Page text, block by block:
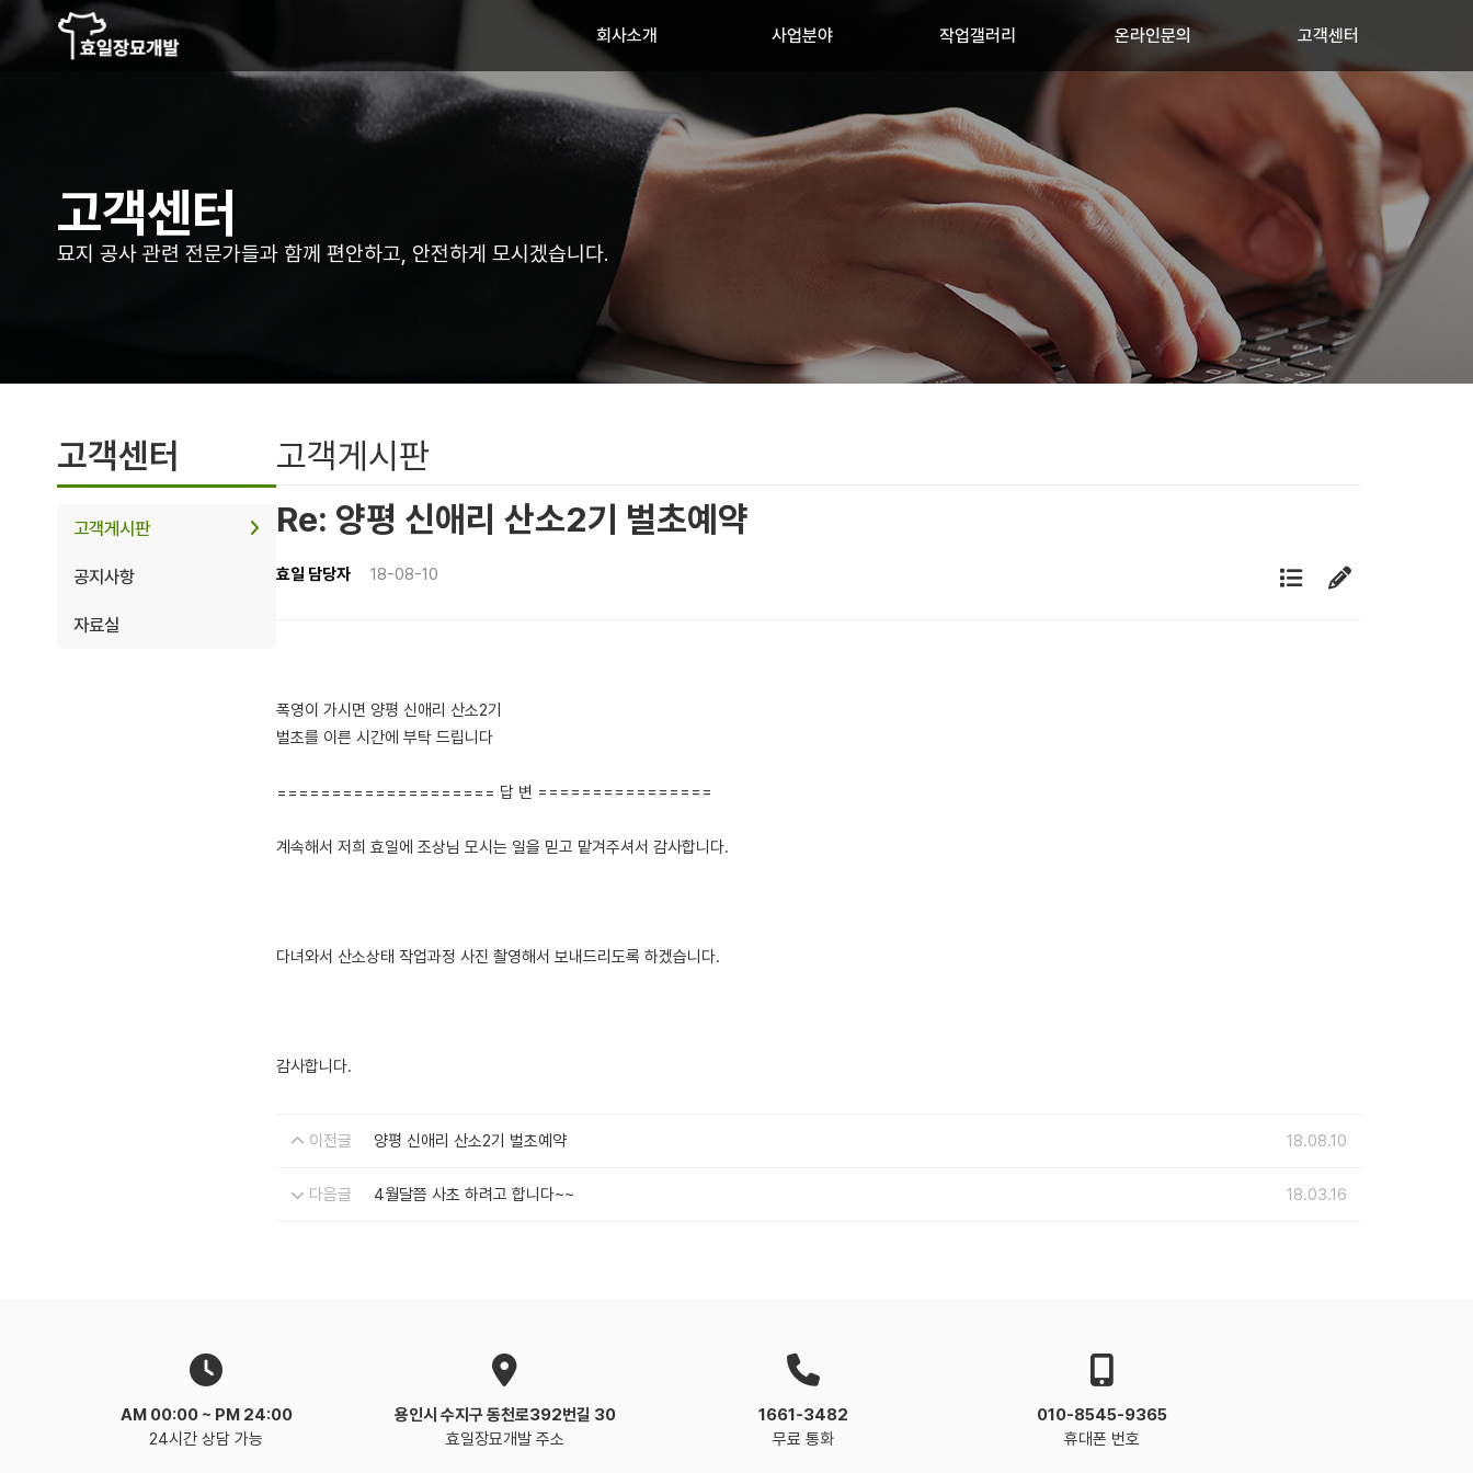
회사소개 사업분야 작업갤러리 온라인문의 고객센터
고객센터
묘지 공사 관련 전문가들과 함께 편안하고, 안전하게 모시겠습니다.
고객센터
고객게시판
공지사항
자료실
고객게시판
Re: 양평 신애리 산소2기 벌초예약
효일 담당자 18-08-10
폭영이 가시면 양평 신애리 산소2기
벌초를 이른 시간에 부탁 드립니다
==================== 답 변 ================
계속해서 저희 효일에 조상님 모시는 일을 믿고 맡겨주셔서 감사합니다.
다녀와서 산소상태 작업과정 사진 촬영해서 보내드리도록 하겠습니다.
감사합니다.
이전글 양평 신애리 산소2기 벌초예약 18.08.10
다음글 4월달쯤 사초 하려고 합니다~~ 18.03.16
AM 00:00 ~ PM 24:00
24시간 상담 가능
용인시 수지구동천로392번길 30
효일장묘개발 주소
1661-3482
무료 통화
010-8545-9365
휴대폰 번호